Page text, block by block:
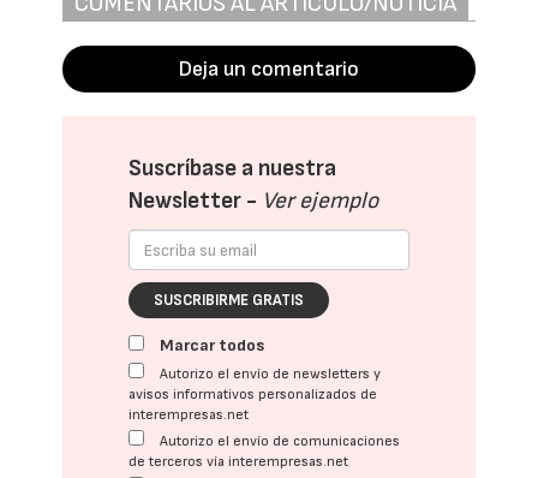
Deja un comentario
Suscríbase a nuestra
Newsletter - Ver ejemplo
SUSCRIBIRME GRATIS
Marcar todos
Autorizo el envío de newsletters y
avisos informativos personalizados de
interempresas.net
Autorizo el envío de comunicaciones
de terceros vía interempresas.net